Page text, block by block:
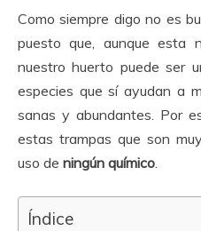
Como siempre digo no es
puesto que, aunque esta
nuestro huerto puede ser
especies que sí ayudan a
sanas y abundantes. Por
estas trampas que son
uso de ningún químico
Índice